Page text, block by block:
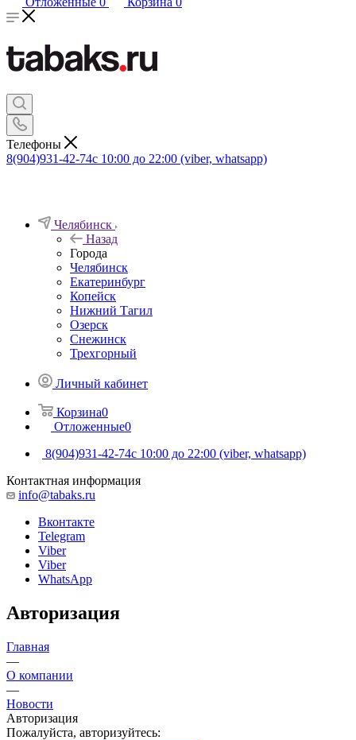
Телефоны
8(904)931-42-74с 10:00 до 22:00 (viber, whatsapp)
Челябинск
Назад
Города
Челябинск
Екатеринбург
Копейск
Нижний Тагил
Озерск
Снежинск
Трехгорный
Личный кабинет
Корзина0
Отложенные0
8(904)931-42-74с 10:00 до 22:00 (viber, whatsapp)
Контактная информация
info@tabaks.ru
Вконтакте
Telegram
Viber
Viber
WhatsApp
Авторизация
Главная
—
О компании
—
Новости
Авторизация
Пожалуйста, авторизуйтесь: